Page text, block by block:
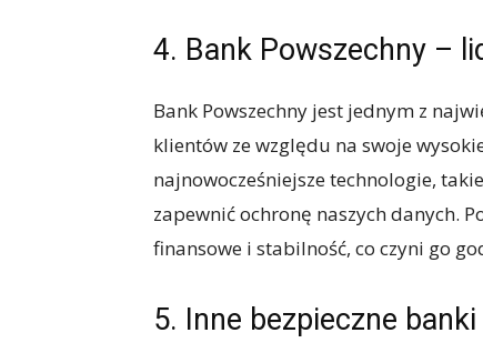
4. Bank Powszechny –
Bank Powszechny jest jednym z
klientów ze względu na swoje
najnowocześniejsze technologie,
zapewnić ochronę naszych danych.
finansowe i stabilność, co czyni go
5. Inne bezpieczne